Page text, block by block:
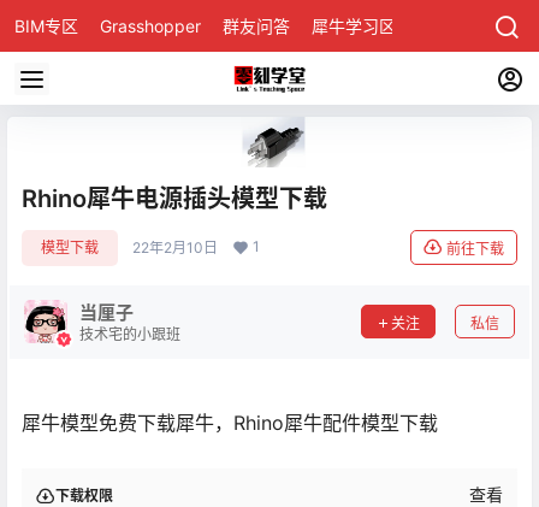
BIM专区 Grasshopper 群友问答 犀牛学习区
Rhino犀牛电源插头模型下载
模型下载 22年2月10日 1 前往下载
当厘子
技术宅的小跟班
关注 私信
犀牛模型免费下载犀牛，Rhino犀牛配件模型下载
下载权限 查看